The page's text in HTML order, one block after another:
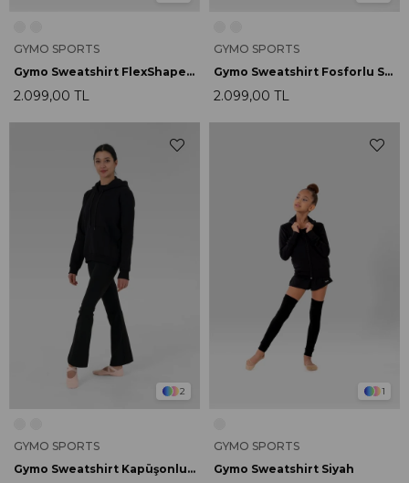
GYMO SPORTS
Gymo Sweatshirt FlexShape Fosforlu Pembe
2.099,00 TL
GYMO SPORTS
Gymo Sweatshirt Fosforlu Sarı
2.099,00 TL
2
GYMO SPORTS
Gymo Sweatshirt Kapüşonlu Siyah
1
GYMO SPORTS
Gymo Sweatshirt Siyah